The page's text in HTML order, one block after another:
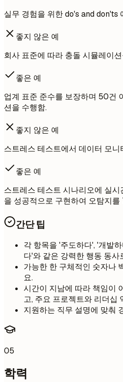
실무 경험을 위한 do's and don'ts
좋지 않은 예
회사 표준에 따라 충돌 시뮬레이
좋은 예
업계 표준 준수를 보장하며 50건
션을 수행함.
좋지 않은 예
스트레스 테스트에서 데이터 모
좋은 예
스트레스 테스트 시나리오에 실
을 성공적으로 구현하여 오탐지를
간단 팁
각 항목을 '주도하다', '개발
다'와 같은 강력한 행동 동사
가능한 한 구체적인 숫자나
요.
시간이 지남에 따라 책임이
고, 주요 프로젝트와 리더십
지원하는 직무 설명에 맞춰
05
학력